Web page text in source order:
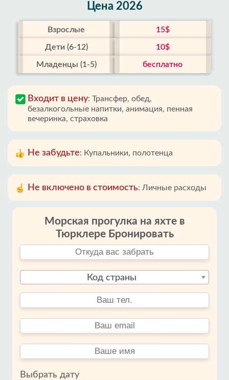
Цена 2026
Взрослые 15$
Дети (6-12) 10$
Младенцы (1-5) бесплатно
Входит в цену: Трансфер, обед,
безалкогольные напитки, анимация, пенная
вечеринка, страховка
Не забудьте: Купальники, полотенца
Не включено в стоимость: Личные расходы
Морская прогулка на яхте в
Тюрклере Бронировать
Код страны
Выбрать дату